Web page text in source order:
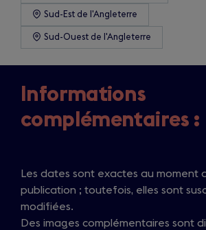
Sud-Est de l'Angleterre
Sud-Ouest de l'Angleterre
Informations
complémentaires :
Les dates sont exactes au moment
publication ; toutefois, elles sont
modifiées.
Des images complémentaires sont